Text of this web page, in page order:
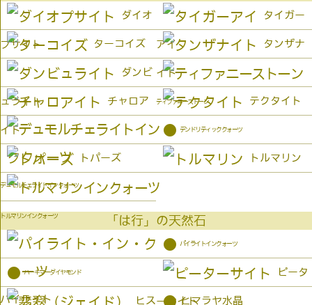
ダイオ
プサイト
タイガー
アイ
ターコイズ タンザナ
イト
ダンビ
ュライト ティファニーストーン
チャロア
イト
テクタイト
デュモルチェライトインクォーツ
● デンドリティッククォーツ
トパーズ トルマリン
トルマリンインクォーツ 「は行」の天然石
パイライト
● パイライトインクォーツ
● ハーキマーダイヤモンド ピータ
ーサイト
ヒス ● ヒマラヤ水晶